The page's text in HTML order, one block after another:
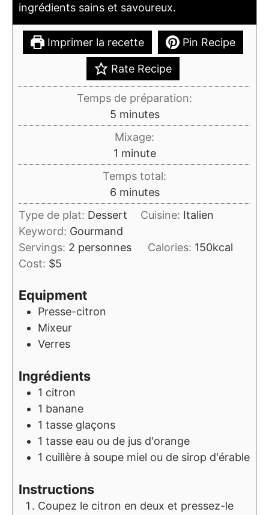
ingrédients sains et savoureux.
Imprimer la recette Pin Recipe
Rate Recipe
Temps de préparation:
5minutes
minutes
Mixage:
1 minute
minute
Temps total:
6minutes
minutes
Type de plat: Dessert Cuisine: Italien
Keyword: Gourmand
Servings: 2 personnes Calories: 150kcal
Cost: $5
Equipment
Presse-citron
Mixeur
Verres
Ingrédients
1 citron
1 banane
1 tasse glaçons
1 tasse eau ou de jus d'orange
1 cuillère à soupe miel ou de sirop d'érable
Instructions
Coupez le citron en deux et pressez-le